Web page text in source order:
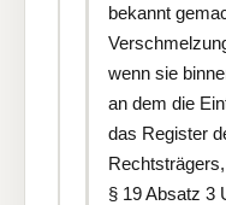
bekannt
wenn sie
an dem die
das Register
§ 19 Absatz 3